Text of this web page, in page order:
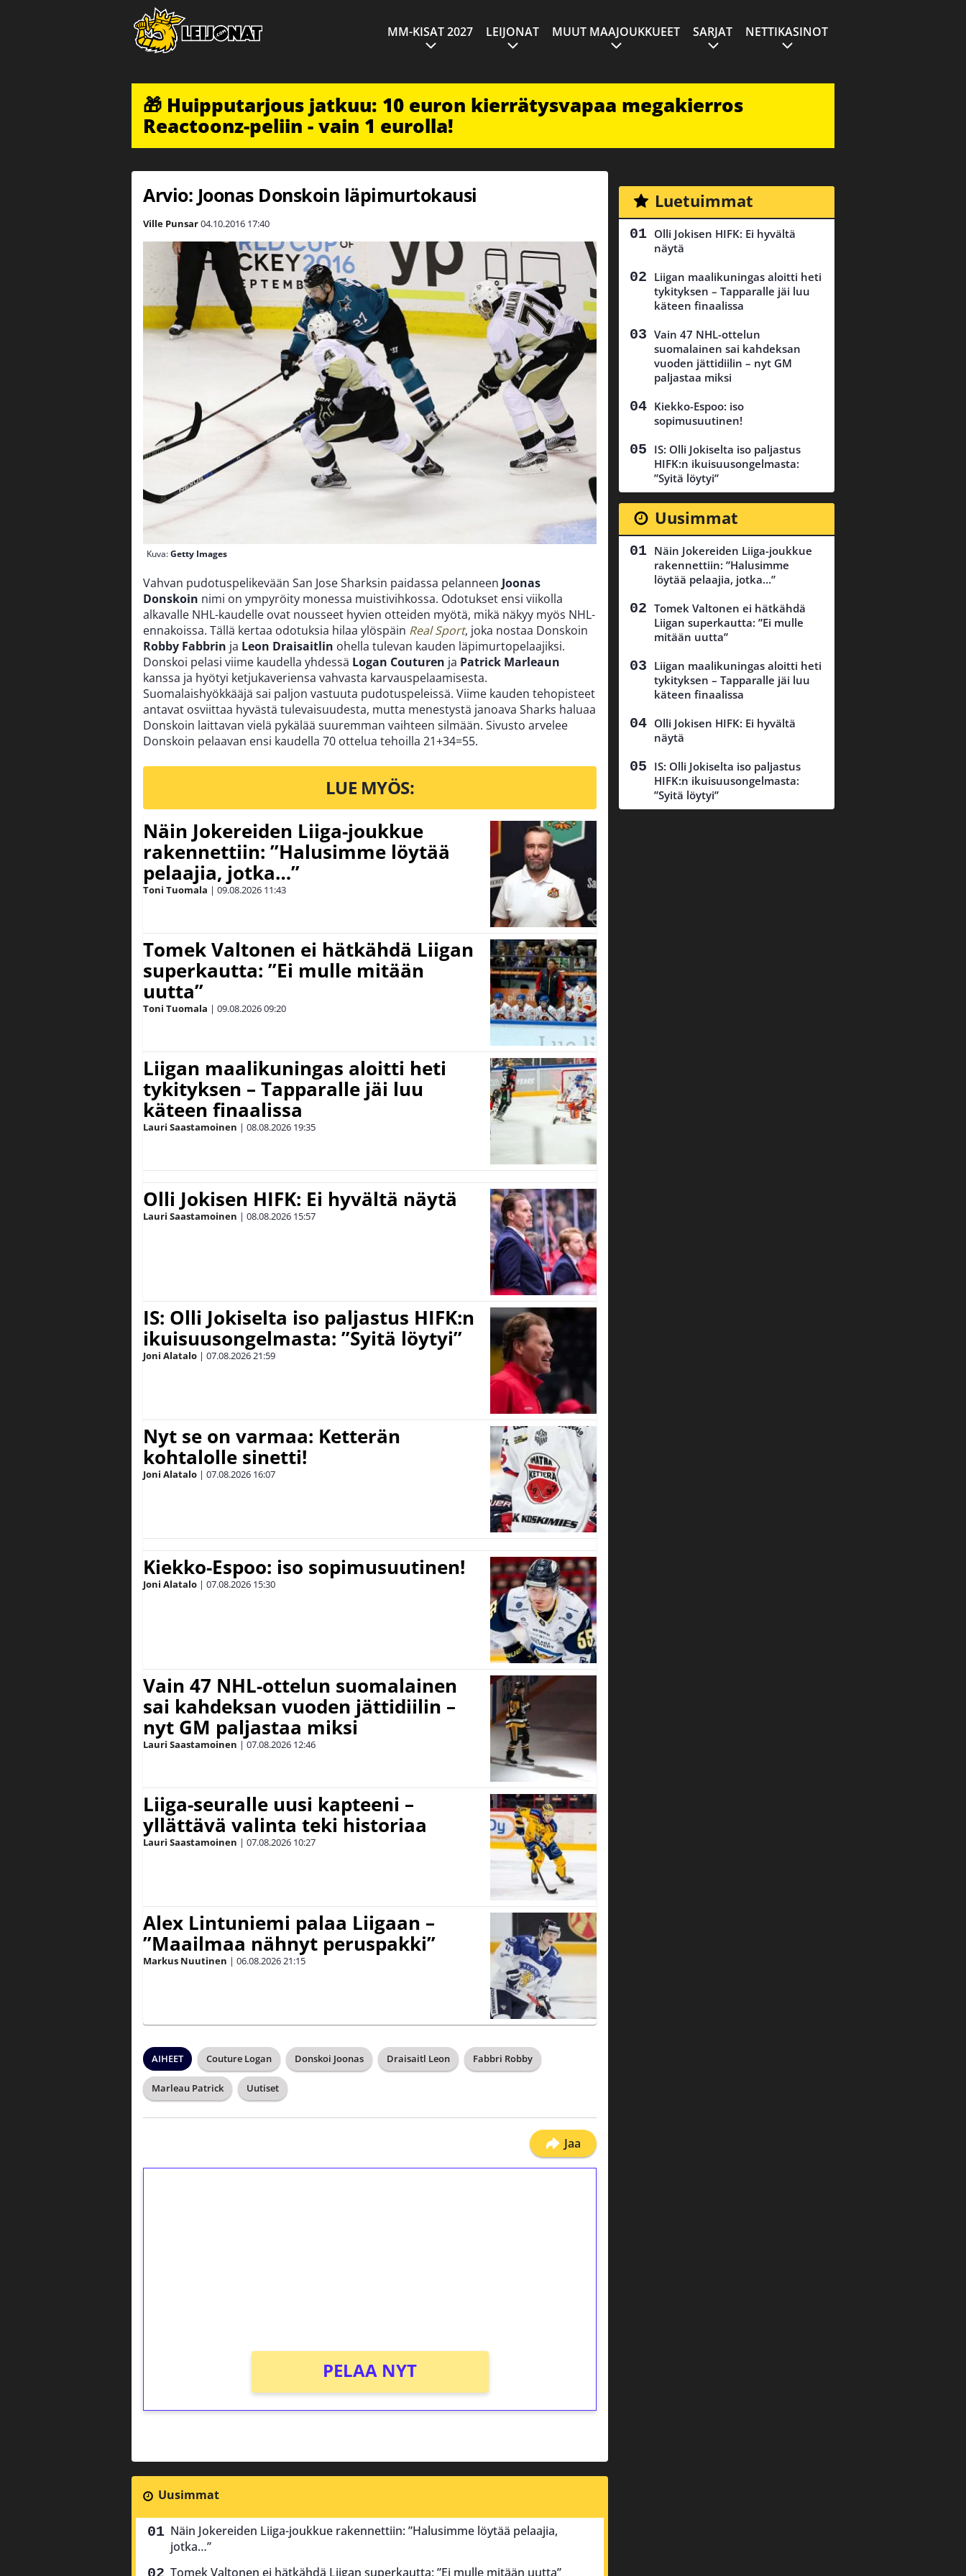
MM-KISAT 2027 LEIJONAT MUUT MAAJOUKKUEET SARJAT NETTIKASINOT
🎁 Huipputarjous jatkuu: 10 euron kierrätysvapaa megakierros
Reactoonz-peliin - vain 1 eurolla!
Arvio: Joonas Donskoin läpimurtokausi
Ville Punsar04.10.2016 17:40
Kuva:Getty Images
Vahvan pudotuspelikevään San Jose Sharksin paidassa pelanneen Joonas
Donskoin nimi on ympyröity monessa muistivihkossa. Odotukset ensi viikolla
alkavalle NHL-kaudelle ovat nousseet hyvien otteiden myötä, mikä näkyy myös NHL-
ennakoissa. Tällä kertaa odotuksia hilaa ylöspäin Real Sport, joka nostaa Donskoin
Robby Fabbrin ja Leon Draisaitlin ohella tulevan kauden läpimurtopelaajiksi.
Donskoi pelasi viime kaudella yhdessä Logan Couturen ja Patrick Marleaun
kanssa ja hyötyi ketjukaveriensa vahvasta karvauspelaamisesta.
Suomalaishyökkääjä sai paljon vastuuta pudotuspeleissä. Viime kauden tehopisteet
antavat osviittaa hyvästä tulevaisuudesta, mutta menestystä janoava Sharks haluaa
Donskoin laittavan vielä pykälää suuremman vaihteen silmään. Sivusto arvelee
Donskoin pelaavan ensi kaudella 70 ottelua tehoilla 21+34=55.
LUE MYÖS:
Näin Jokereiden Liiga-joukkue
rakennettiin: ”Halusimme löytää
pelaajia, jotka…”
Toni Tuomala | 09.08.2026 11:43
Tomek Valtonen ei hätkähdä Liigan
superkautta: ”Ei mulle mitään
uutta”
Toni Tuomala | 09.08.202609:20
Liigan maalikuningas aloitti heti
tykityksen – Tapparalle jäi luu
käteen finaalissa
Lauri Saastamoinen | 08.08.2026 19:35
Olli Jokisen HIFK: Ei hyvältä näytä
Lauri Saastamoinen | 08.08.2026 15:57
IS: Olli Jokiselta iso paljastus HIFK:n
ikuisuusongelmasta: ”Syitä löytyi”
Joni Alatalo | 07.08.202621:59
Nyt se on varmaa: Ketterän
kohtalolle sinetti!
Joni Alatalo | 07.08.2026 16:07
Kiekko-Espoo: iso sopimusuutinen!
Joni Alatalo | 07.08.2026 15:30
Vain 47 NHL-ottelun suomalainen
sai kahdeksan vuoden jättidiilin –
nyt GM paljastaa miksi
Lauri Saastamoinen | 07.08.2026 12:46
Liiga-seuralle uusi kapteeni –
yllättävä valinta teki historiaa
Lauri Saastamoinen | 07.08.2026 10:27
Alex Lintuniemi palaa Liigaan –
”Maailmaa nähnyt peruspakki”
Markus Nuutinen | 06.08.202621:15
AIHEET Couture Logan Donskoi Joonas Draisaitl Leon Fabbri Robby
Marleau Patrick Uutiset
Jaa
PELAA NYT
Uusimmat
Näin Jokereiden Liiga-joukkue rakennettiin: ”Halusimme löytää pelaajia,
jotka…”
Tomek Valtonen ei hätkähdä Liigan superkautta: ”Ei mulle mitään uutta”
Luetuimmat
Olli Jokisen HIFK: Ei hyvältä
näytä
Liigan maalikuningas aloitti heti
tykityksen – Tapparalle jäi luu
käteen finaalissa
Vain 47 NHL-ottelun
suomalainen sai kahdeksan
vuoden jättidiilin – nyt GM
paljastaa miksi
Kiekko-Espoo: iso
sopimusuutinen!
IS: Olli Jokiselta iso paljastus
HIFK:n ikuisuusongelmasta:
”Syitä löytyi”
Uusimmat
Näin Jokereiden Liiga-joukkue
rakennettiin: ”Halusimme
löytää pelaajia, jotka…”
Tomek Valtonen ei hätkähdä
Liigan superkautta: ”Ei mulle
mitään uutta”
Liigan maalikuningas aloitti heti
tykityksen – Tapparalle jäi luu
käteen finaalissa
Olli Jokisen HIFK: Ei hyvältä
näytä
IS: Olli Jokiselta iso paljastus
HIFK:n ikuisuusongelmasta:
”Syitä löytyi”